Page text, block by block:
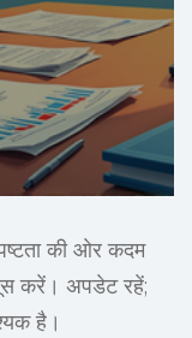
की ओर कदम
करें। अपडेट रहें;
है।